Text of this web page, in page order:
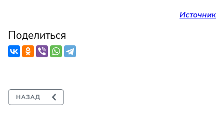
Источник
Поделиться